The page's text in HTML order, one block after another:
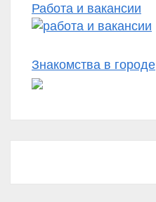
Работа и вакансии
Знакомства в городе